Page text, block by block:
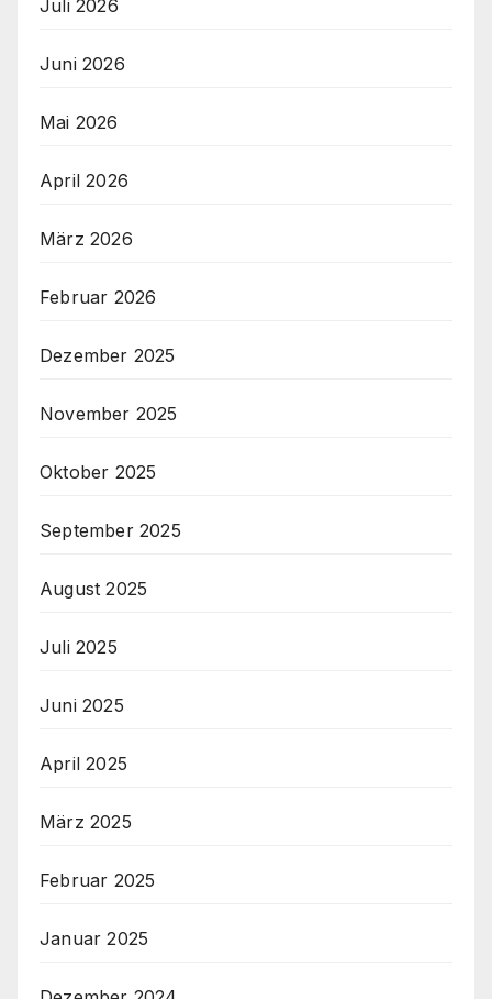
Juli 2026
Juni 2026
Mai 2026
April 2026
März 2026
Februar 2026
Dezember 2025
November 2025
Oktober 2025
September 2025
August 2025
Juli 2025
Juni 2025
April 2025
März 2025
Februar 2025
Januar 2025